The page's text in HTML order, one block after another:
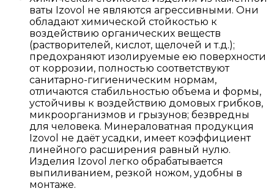
ваты Izovol не являются агрессивными. Они
обладают химической стойкостью к
воздействию органических веществ
(растворителей, кислот, щелочей и т.д.);
предохраняют изолируемые ею поверхности
от коррозии, полностью соответствуют
санитарно-гигиеническим нормам,
отличаются стабильностью объема и формы,
устойчивы к воздействию домовых грибков,
микроорганизмов и грызунов; безвредны
для человека. Минераловатная продукция
Izovol не даёт усадки, имеет коэффициент
линейного расширения равный нулю.
Изделия Izovol легко обрабатывается
выпиливанием, резкой ножом, удобны в
монтаже.